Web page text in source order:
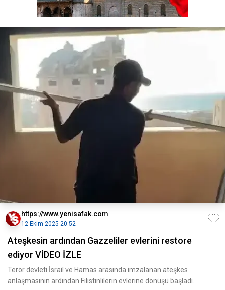
https://www.yenisafak.com
12 Ekim 2025 20:52
Ateşkesin ardından Gazzeliler evlerini restore
ediyor VİDEO İZLE
Terör devleti İsrail ve Hamas arasında imzalanan ateşkes
anlaşmasının ardından Filistinlilerin evlerine dönüşü başladı.